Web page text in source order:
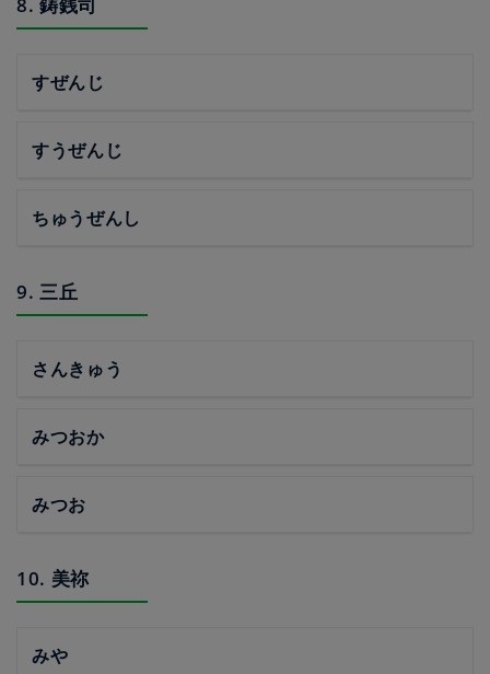
すぜんじ
すうぜんじ
ちゅうぜんし
9. 三丘
さんきゅう
みつおか
みつお
10. 美祢
みや